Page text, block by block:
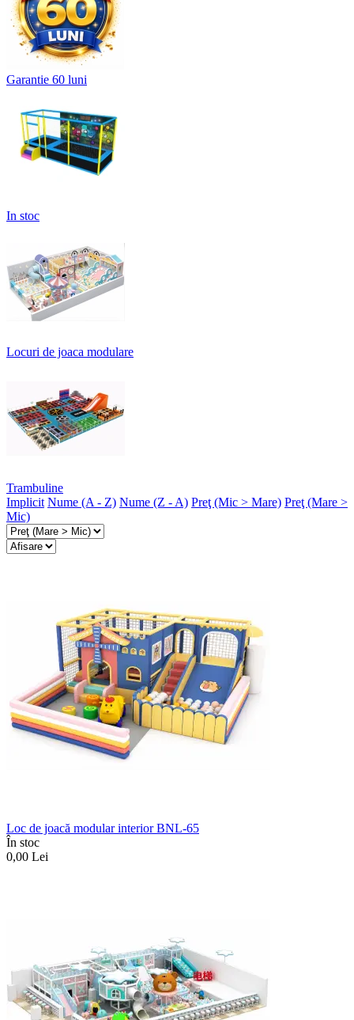
Garantie 60 luni
In stoc
Locuri de joaca modulare
Trambuline
Implicit Nume (A - Z) Nume (Z - A) Preţ (Mic > Mare) Preţ (Mare >
Mic)
Loc de joacă modular interior BNL-65
În stoc
0,00 Lei